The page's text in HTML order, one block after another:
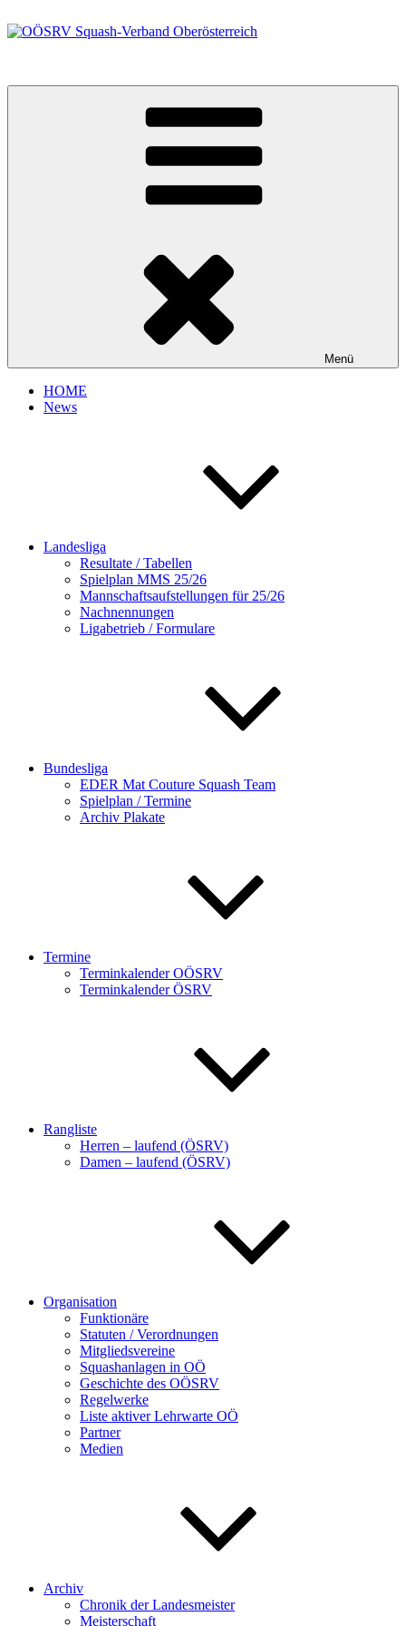
Inhalt
Menü
HOME
News
Landesliga
Resultate / Tabellen
Spielplan MMS 25/26
Mannschaftsaufstellungen für 25/26
Nachnennungen
Ligabetrieb / Formulare
Bundesliga
EDER Mat Couture Squash Team
Spielplan / Termine
Archiv Plakate
Termine
Terminkalender OÖSRV
Terminkalender ÖSRV
Rangliste
Herren – laufend (ÖSRV)
Damen – laufend (ÖSRV)
Organisation
Funktionäre
Statuten / Verordnungen
Mitgliedsvereine
Squashanlagen in OÖ
Geschichte des OÖSRV
Regelwerke
Liste aktiver Lehrwarte OÖ
Partner
Medien
Archiv
Chronik der Landesmeister
Meisterschaft